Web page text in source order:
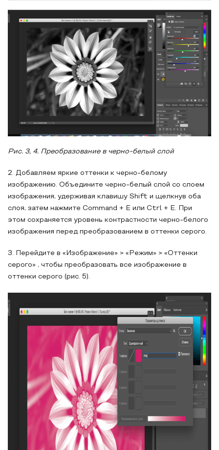
Рис. 3, 4. Преобразование в черно-белый слой
2. Добавляем яркие оттенки к черно-белому
изображению. Объедините черно-белый слой со слоем
изображения, удерживая клавишу Shift и щелкнув оба
слоя, затем нажмите Command + E или Ctrl + E. При
этом сохраняется уровень контрастности черно-белого
изображения перед преобразованием в оттенки серого.
3. Перейдите в «Изображение» > «Режим» > «Оттенки
серого» , чтобы преобразовать все изображение в
оттенки серого (рис. 5).